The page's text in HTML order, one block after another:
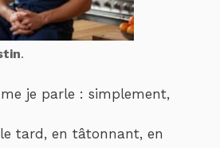
.
je parle : simplement,
tard, en tâtonnant, en